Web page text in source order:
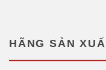
HÃNG SẢN